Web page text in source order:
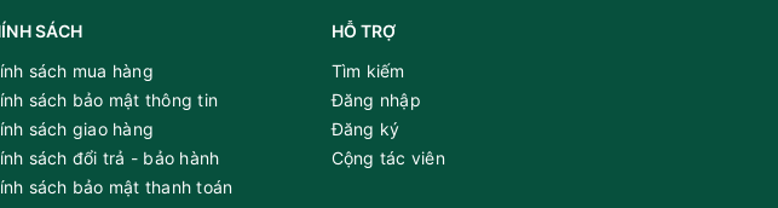
SÁCH
sách mua hàng
sách bảo mật thông tin
sách giao hàng
sách đổi trả - bảo hành
sách bảo mật thanh toán
HỖ TRỢ
Tìm kiếm
Đăng nhập
Đăng ký
Cộng tác viên